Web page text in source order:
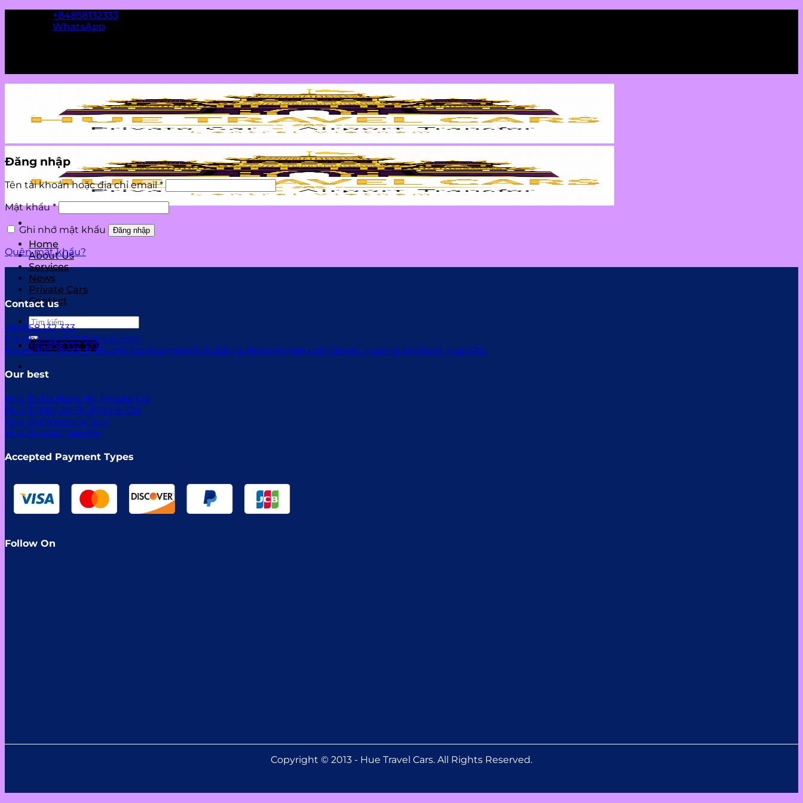
+84858132333
WhatsApp
Home
About Us
Services
News
Private Cars
Contact
Tìm
kiếm:
+84858 132 333
Đăng nhập
Tên tài khoản hoặc địa chỉ email*Bắt
Mật khẩu*Bắt
Ghi nhớ mật khẩu
Đăng nhập
Quên mật khẩu?
Contact us
+84858 132 333
Tranthienan209@gmail.com
Room 107, Block E, Huong So Apartment Building, Nguyen Van Linh Street, Huong An Ward, Hue City
Our best
Hue To Da Nang By Private Car
Hue To Hoi An By Private Car
Hue Sightseeing Tour
Hue Airport Transfer
Accepted Payment Types
Follow On
Copyright © 2013 - Hue Travel Cars. All Rights Reserved.